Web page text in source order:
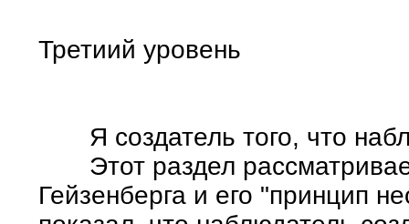
Третиий уровень
Я создатель того, что
Этот раздел
Гейзенберга и его "принцип